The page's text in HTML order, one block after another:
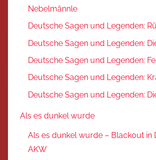
Nebelmännle
Deutsche Sagen und Legenden:
Deutsche Sagen und Legenden:
Deutsche Sagen und Legenden:
Deutsche Sagen und Legenden:
Deutsche Sagen und Legenden:
Als es dunkel wurde
Als es dunkel wurde – Blackout in
AKW